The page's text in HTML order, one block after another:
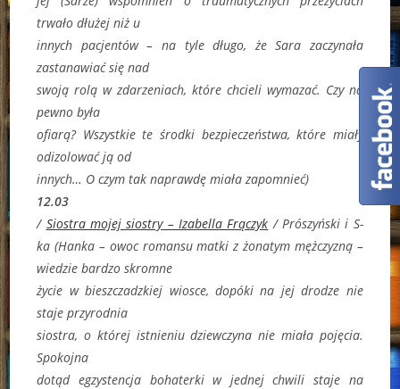
trwało dłużej niż u
innych pacjentów – na tyle długo, że Sara zaczynała
zastanawiać się nad
swoją rolą w zdarzeniach, które chcieli wymazać. Czy na
pewno była
ofiarą? Wszystkie te środki bezpieczeństwa, które miały
odizolować ją od
innych… O czym tak naprawdę miała zapomnieć)
12.03
/ Siostra mojej siostry – Izabella Frączyk /Prószyński i S-
ka (Hanka – owoc romansu matki z żonatym mężczyzną –
wiedzie bardzo skromne
życie w bieszczadzkiej wiosce, dopóki na jej drodze nie
staje przyrodnia
siostra, o której istnieniu dziewczyna nie miała pojęcia.
Spokojna
dotąd egzystencja bohaterki w jednej chwili staje na